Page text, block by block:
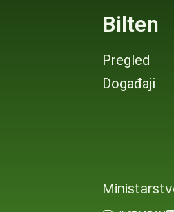
Bilten
Pregled
Događaji